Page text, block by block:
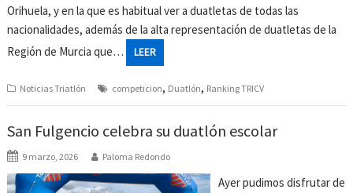
Orihuela, y en la que es habitual ver a duatletas de todas las
nacionalidades, además de la alta representación de duatletas de la
Región de Murcia que…
LEER
Noticias Triatlón competicion, Duatlón, Ranking TRICV
San Fulgencio celebra su duatlón escolar
9 marzo, 2026 Paloma Redondo
Ayer pudimos disfrutar de